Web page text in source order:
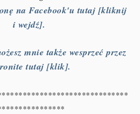
na Facebook'u tutaj [kliknij
i wejdź].
mnie także wesprzeć przez
tutaj [klik].